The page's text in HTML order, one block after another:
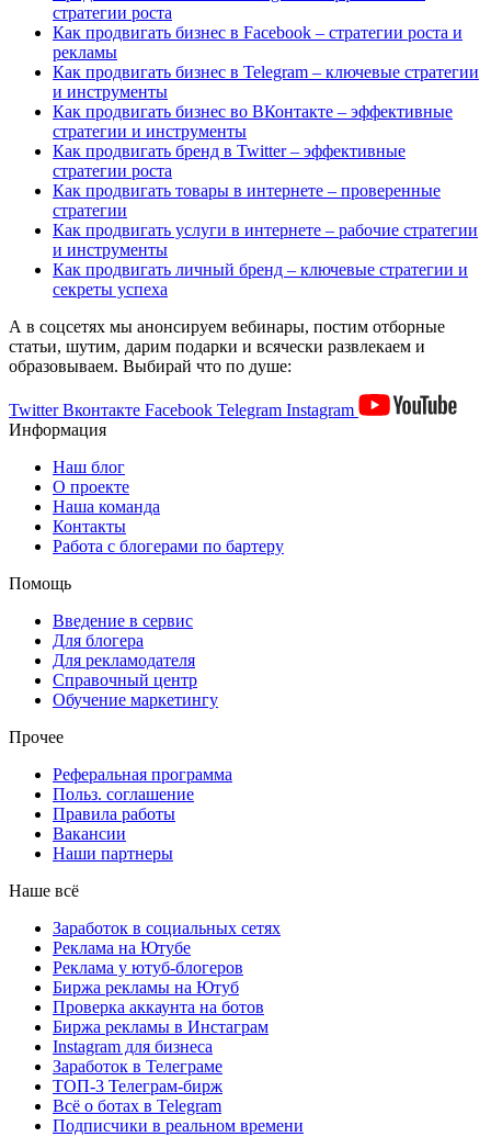
стратегии роста
Как продвигать бизнес в Facebook – стратегии роста и
рекламы
Как продвигать бизнес в Telegram – ключевые стратегии
и инструменты
Как продвигать бизнес во ВКонтакте – эффективные
стратегии и инструменты
Как продвигать бренд в Twitter – эффективные
стратегии роста
Как продвигать товары в интернете – проверенные
стратегии
Как продвигать услуги в интернете – рабочие стратегии
и инструменты
Как продвигать личный бренд – ключевые стратегии и
секреты успеха
А в соцсетях мы анонсируем вебинары, постим отборные
статьи, шутим, дарим подарки и всячески развлекаем и
образовываем. Выбирай что по душе:
TwitterВконтакте Facebook Telegram Instagram
Информация
Наш блог
О проекте
Наша команда
Контакты
Работа с блогерами по бартеру
Помощь
Введение в сервис
Для блогера
Для рекламодателя
Справочный центр
Обучение маркетингу
Прочее
Реферальная программа
Польз. соглашение
Правила работы
Вакансии
Наши партнеры
Наше всё
Заработок в социальных сетях
Реклама на Ютубе
Реклама у ютуб-блогеров
Биржа рекламы на Ютуб
Проверка аккаунта на ботов
Биржа рекламы в Инстаграм
Instagram для бизнеса
Заработок в Телеграме
ТОП-3 Телеграм-бирж
Всё о ботах в Telegram
Подписчики в реальном времени